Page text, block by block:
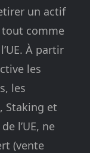
un actif
tout comme
À partir
les
les
Staking et
l’UE, ne
(vente